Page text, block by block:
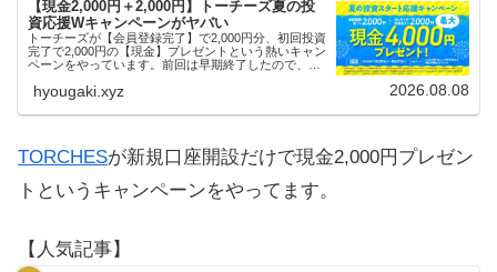
【現金2,000円＋2,000円】トーチーズ夏の投
資応援Wキャンペーンがヤバい
トーチーズが【会員登録完了】で2,000円分、初回投資
完了で2,000円の【現金】プレゼントという熱いキャン
ペーンをやっています。前回は早期終了したので、使
hyougaki.xyz 2026.08.08
TORCHESが新規口座開設だけで現金2,000円プレゼン
トというキャンペーンをやってます。
【人気記事】